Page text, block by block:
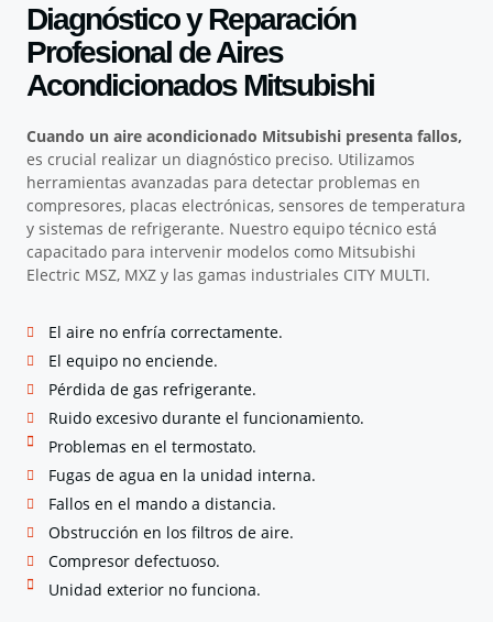
Diagnóstico y Reparación
Profesional de Aires
Acondicionados Mitsubishi
Cuando un aire acondicionado Mitsubishi presenta fallos,
es crucial realizar un diagnóstico preciso. Utilizamos
herramientas avanzadas para detectar problemas en
compresores, placas electrónicas, sensores de temperatura
y sistemas de refrigerante. Nuestro equipo técnico está
capacitado para intervenir modelos como Mitsubishi
Electric MSZ, MXZ y las gamas industriales CITY MULTI.
El aire no enfría correctamente.
El equipo no enciende.
Pérdida de gas refrigerante.
Ruido excesivo durante el funcionamiento.
Problemas en el termostato.
Fugas de agua en la unidad interna.
Fallos en el mando a distancia.
Obstrucción en los filtros de aire.
Compresor defectuoso.
Unidad exterior no funciona.